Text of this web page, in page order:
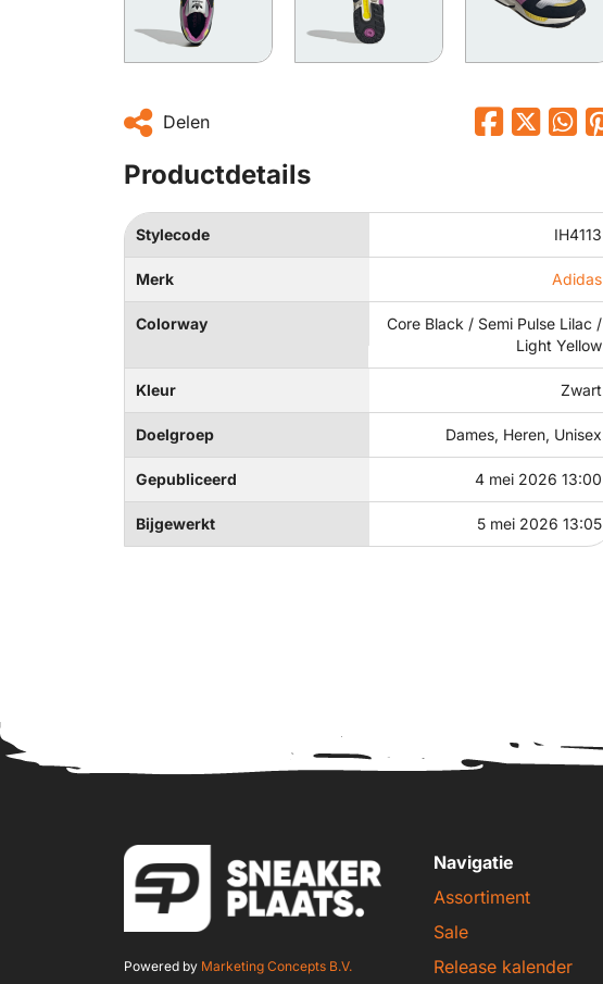
Delen
Productdetails
Stylecode IH4113
Merk Adidas
Colorway
Core Black / Semi Pulse Lilac /
Light Yellow
Kleur Zwart
Doelgroep Dames, Heren, Unisex
Gepubliceerd 4 mei 2026 13:00
Bijgewerkt 5 mei 2026 13:05
Powered by Marketing Concepts B.V.
Navigatie
Assortiment
Sale
Release kalender